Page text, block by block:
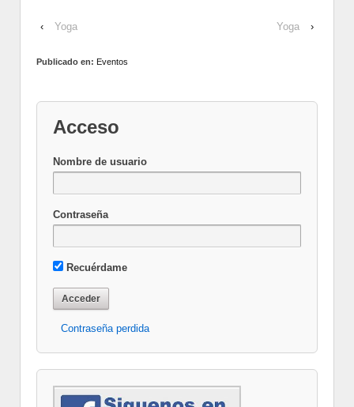
‹ Yoga Yoga ›
Publicado en: Eventos
Acceso
Nombre de usuario
Contraseña
Recuérdame
Contraseña perdida